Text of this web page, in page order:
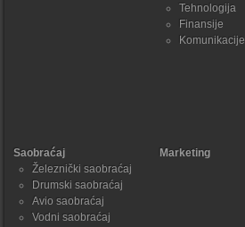
Tehnologija
Finansije
Komunikacije
Saobraćaj
Železnički saobraćaj
Drumski saobraćaj
Avio saobraćaj
Vodni saobraćaj
Marketing